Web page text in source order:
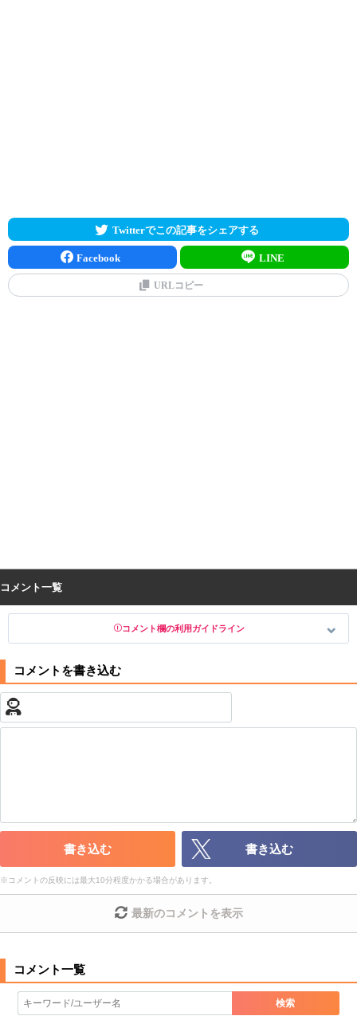
Twitterでこの記事をシェアする
Facebook LINE
URLコピー
コメント一覧
コメント欄の利用ガイドライン
以下の書き込みを禁止とし、場合によってはコメント削除や書き込み制
限を行う可能性がございます。 あらかじめご了承ください。
・公序良俗に反する投稿
・アカウントの売買など金銭が絡む内容の投稿
・各ゲームのネタバレを含む内容の投稿
・その他、管理者が不適切と判断した投稿
コメントの削除につきましては下記フォームより申請をいた
だけますでしょうか。
コメントの削除を申請する※投稿内容を確認後、順次対応さ
※一度削除したコメントは復元ができませんのでご注意くだ
さい。
また、過度な利用規約の違反や、弊社に損害の及ぶ内容の書き込みがあ
書き込む 書き込む
※ コメントの反映には最大10分程度かかる場合があります。
最新のコメントを表示
検索